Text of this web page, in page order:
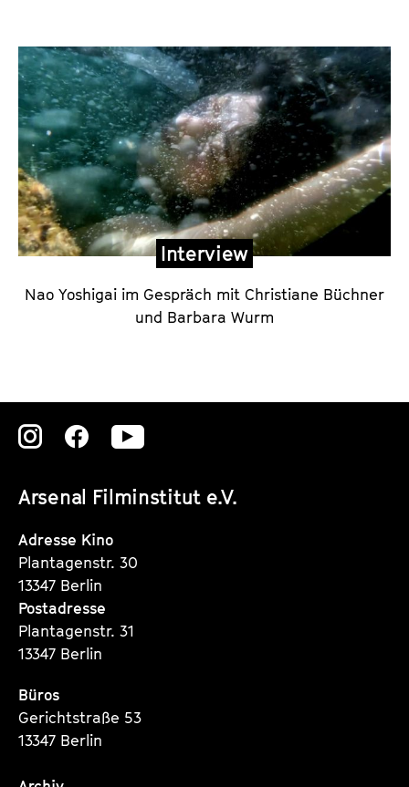
K
o
m
m
e
n
t
a
r
d
g
i
s
u
r
i
n
Interview
Nao Yoshigai im Gespräch mit Christiane Büchner
und Barbara Wurm
Arsenal Filminstitut e.V.
Zu
Instagram
Seite
Zu
Instagram
Seite
Zu
Instagram
Adresse Kino
Plantagenstr. 30
13347 Berlin
Postadresse
Plantagenstr. 31
13347 Berlin
Büros
Gerichtstraße 53
13347 Berlin